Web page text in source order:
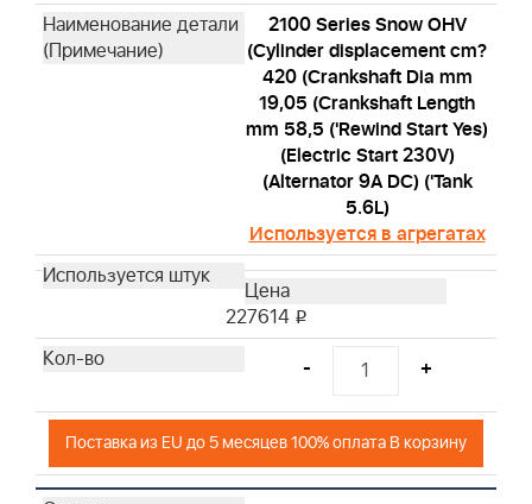
2100 Series Snow OHV
(Cylinder displacement cm?
420 (Crankshaft Dia mm
19,05 (Crankshaft Length
mm 58,5 ('Rewind Start Yes)
(Electric Start 230V)
(Alternator 9A DC) ('Tank
5.6L)
Используется в агрегатах
227614 i
- +
Поставка из EU до 5 месяцев 100% оплата В корзину